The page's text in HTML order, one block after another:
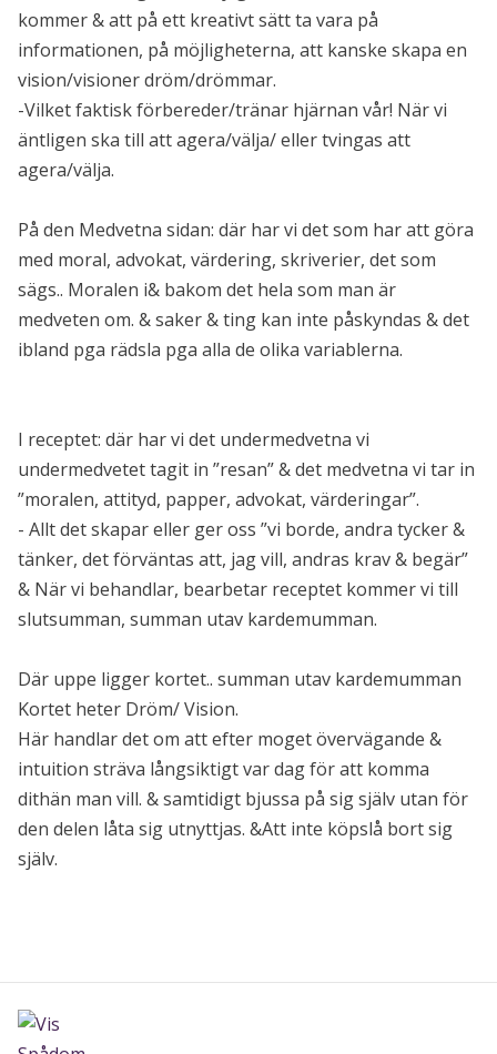
kommer & att på ett kreativt sätt ta vara på
informationen, på möjligheterna, att kanske skapa en
vision/visioner dröm/drömmar.
-Vilket faktisk förbereder/tränar hjärnan vår! När vi
äntligen ska till att agera/välja/ eller tvingas att
agera/välja.
På den Medvetna sidan: där har vi det som har att göra
med moral, advokat, värdering, skriverier, det som
sägs.. Moralen i& bakom det hela som man är
medveten om. & saker & ting kan inte påskyndas & det
ibland pga rädsla pga alla de olika variablerna.
I receptet: där har vi det undermedvetna vi
undermedvetet tagit in ”resan” & det medvetna vi tar in
”moralen, attityd, papper, advokat, värderingar”.
- Allt det skapar eller ger oss ”vi borde, andra tycker &
tänker, det förväntas att, jag vill, andras krav & begär”
& När vi behandlar, bearbetar receptet kommer vi till
slutsumman, summan utav kardemumman.
Där uppe ligger kortet.. summan utav kardemumman
Kortet heter Dröm/ Vision.
Här handlar det om att efter moget övervägande &
intuition sträva långsiktigt var dag för att komma
dithän man vill. & samtidigt bjussa på sig själv utan för
den delen låta sig utnyttjas. &Att inte köpslå bort sig
själv.